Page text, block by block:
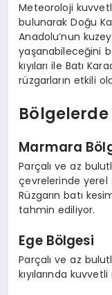
Meteoroloji
bulunarak Doğu
Anadolu’nun
yaşanabileceğini
kıyıları ile Batı
rüzgarların etkili
Marmara
Parçalı ve az
çevrelerinde yerel
Rüzgarın batı
tahmin ediliyor.
Ege Bölgesi
Parçalı ve az
kıyılarında